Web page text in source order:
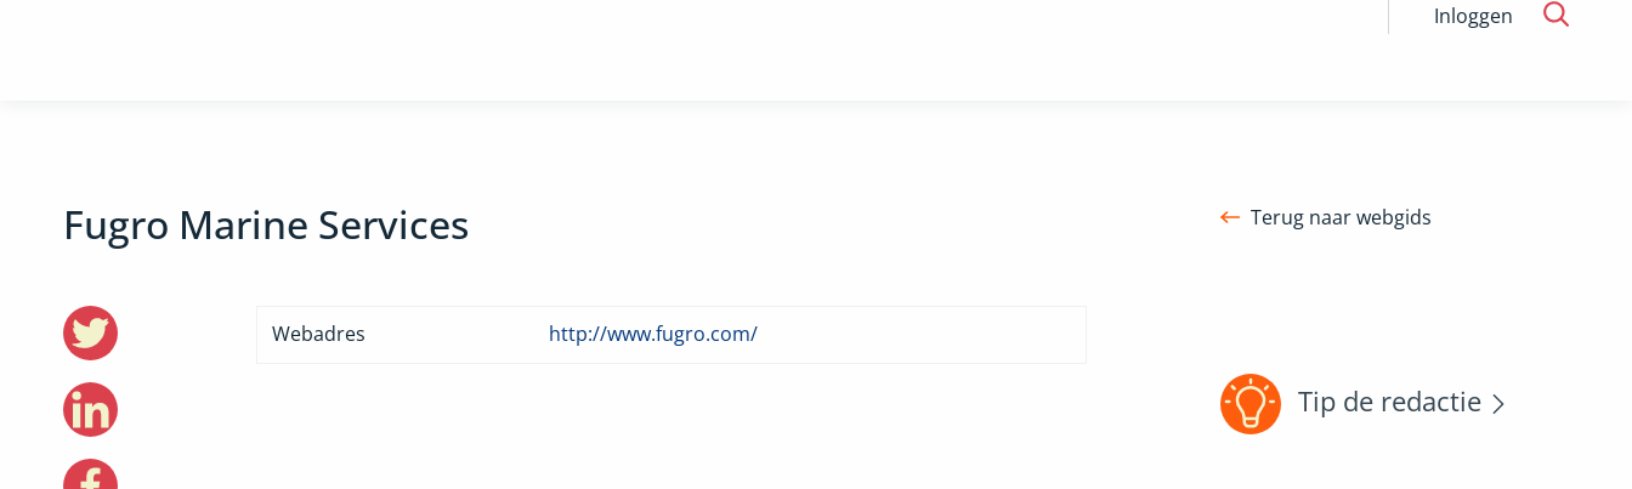
Inloggen
Fugro Marine Services Terug naar webgids
Webadres http://www.fugro.com/
Tip de redactie